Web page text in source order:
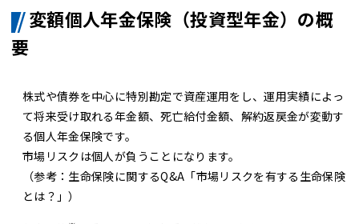
変額個人年金保険（投資型年金）の概
要
株式や債券を中心に特別勘定で資産運用をし、運用実績によっ
て将来受け取れる年金額、死亡給付金額、解約返戻金が変動す
る個人年金保険です。
市場リスクは個人が負うことになります。
（参考： 生命保険に関するQ&A「市場リスクを有する生命保険
とは？」）